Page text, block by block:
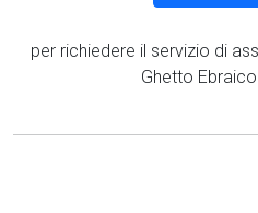
per richiedere il servizio di
Ghetto